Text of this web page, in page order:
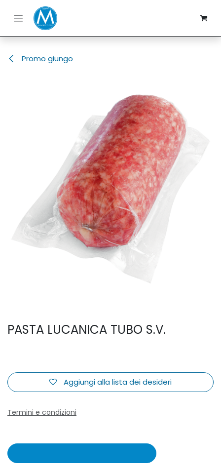
Passa al contenuto
Promo giungo
PASTA LUCANICA TUBO S.V.
Aggiungi alla lista dei desideri
Termini e condizioni